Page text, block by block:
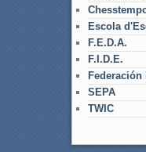
Escola
F.E.D.A.
F.I.D.E.
Federación
SEPA
TWIC